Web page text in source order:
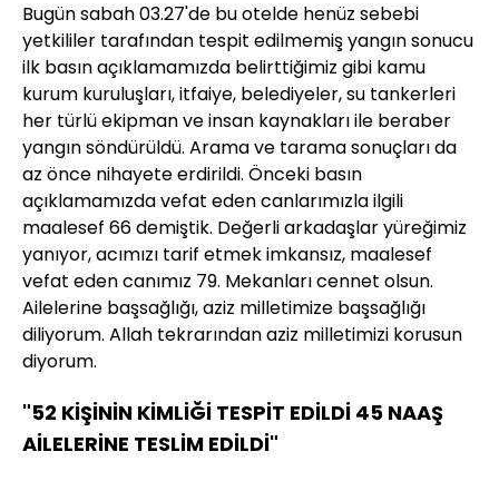
Bugün sabah 03.27'de bu otelde henüz sebebi
yetkililer tarafından tespit edilmemiş yangın sonucu
ilk basın açıklamamızda belirttiğimiz gibi kamu
kurum kuruluşları, itfaiye, belediyeler, su tankerleri
her türlü ekipman ve insan kaynakları ile beraber
yangın söndürüldü. Arama ve tarama sonuçları da
az önce nihayete erdirildi. Önceki basın
açıklamamızda vefat eden canlarımızla ilgili
maalesef 66 demiştik. Değerli arkadaşlar yüreğimiz
yanıyor, acımızı tarif etmek imkansız, maalesef
vefat eden canımız 79. Mekanları cennet olsun.
Ailelerine başsağlığı, aziz milletimize başsağlığı
diliyorum. Allah tekrarından aziz milletimizi korusun
diyorum.
"52 KİŞİNİN KİMLİĞİ TESPİT EDİLDİ 45 NAAŞ
AİLELERİNE TESLİM EDİLDİ"